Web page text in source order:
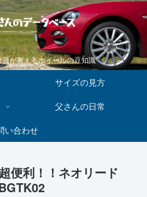
んのデータベース
が教えるホイールの豆知識
サイズの見方
父さんの日常
い合わせ
便利！！ネオリード